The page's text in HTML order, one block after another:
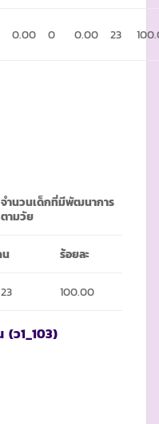
0.00 0 0.00 23
จำนวนเด็กที่มีพัฒนาการ
ตามวัย
ร้อยละ
23 100.00
(ว1_103)